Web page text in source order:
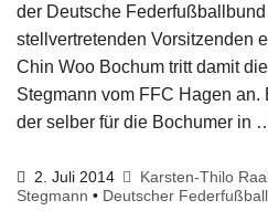
der Deutsche
stellvertretenden Vorsitzenden
Chin Woo Bochum tritt damit
Stegmann vom FFC Hagen
der selber für die Bochumer in
2. Juli 2014 Karsten-Thilo
Stegmann • Deutscher